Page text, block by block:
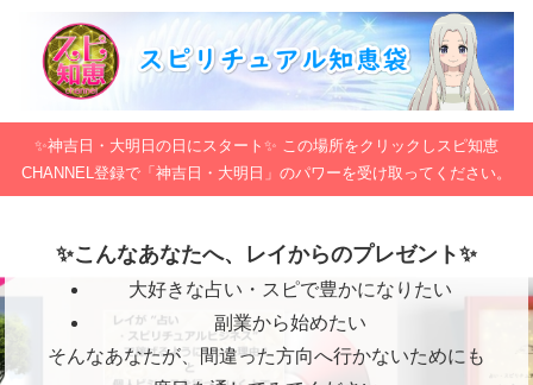
✨神吉日・大明日の日にスタート✨ この場所をクリックしスピ知恵
CHANNEL登録で「神吉日・大明日」のパワーを受け取ってください。
✨こんなあなたへ、レイからのプレゼント✨
大好きな占い・スピで豊かになりたい
副業から始めたい
そんなあなたが、間違った方向へ行かないためにも